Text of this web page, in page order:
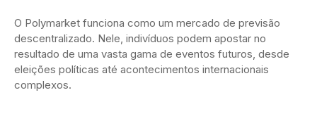
O Polymarket funciona como um mercado de previsão
descentralizado. Nele, indivíduos podem apostar no
resultado de uma vasta gama de eventos futuros, desde
eleições políticas até acontecimentos internacionais
complexos.